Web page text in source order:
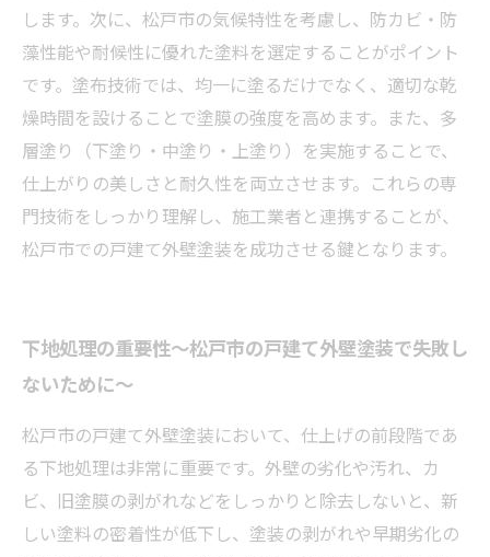
します。次に、松戸市の気候特性を考慮し、防カビ・防
藻性能や耐候性に優れた塗料を選定することがポイント
です。塗布技術では、均一に塗るだけでなく、適切な乾
燥時間を設けることで塗膜の強度を高めます。また、多
層塗り（下塗り・中塗り・上塗り）を実施することで、
仕上がりの美しさと耐久性を両立させます。これらの専
門技術をしっかり理解し、施工業者と連携することが、
松戸市での戸建て外壁塗装を成功させる鍵となります。
下地処理の重要性～松戸市の戸建て外壁塗装で失敗し
ないために～
松戸市の戸建て外壁塗装において、仕上げの前段階であ
る下地処理は非常に重要です。外壁の劣化や汚れ、カ
ビ、旧塗膜の剥がれなどをしっかりと除去しないと、新
しい塗料の密着性が低下し、塗装の剥がれや早期劣化の